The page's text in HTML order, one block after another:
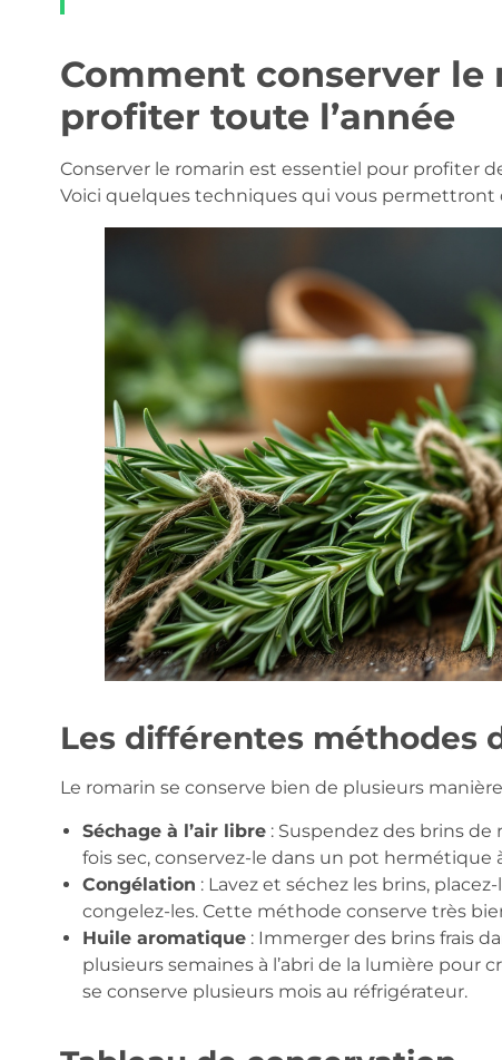
Comment conserver le
profiter toute l’année
Conserver le romarin est essentiel pour profiter
Voici quelques techniques qui vous permettront
Les différentes méthodes
Le romarin se conserve bien de plusieurs
Séchage à l’air libre: Suspendez des brins de
fois sec, conservez-le dans un pot hermétique
Congélation : Lavez et séchez les brins,
congelez-les. Cette méthode conserve très
Huile aromatique: Immerger des brins frais
plusieurs semaines à l’abri de la lumière pour
se conserve plusieurs mois au réfrigérateur.